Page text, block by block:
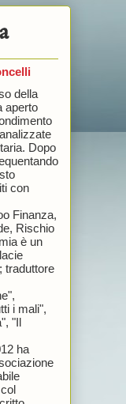
della
aperto
Dopo
con
Finanza,
Rischio
è un
traduttore
i mali",
"Il
ha